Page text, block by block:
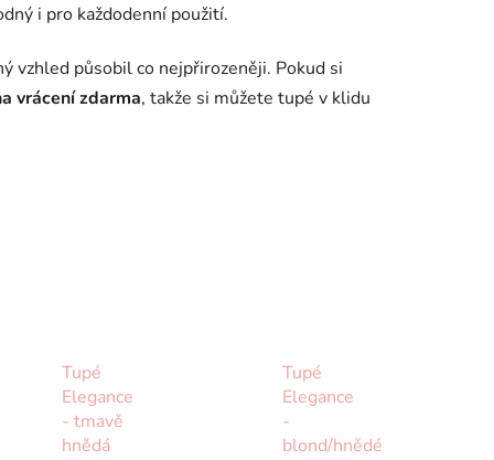
i pro každodenní použití.
vzhled působil co nejpřirozeněji. Pokud si
vrácení zdarma, takže si můžete tupé v klidu
Tupé
Elegance
- tmavě
hnědá
Tupé
Elegance
-
blond/hnědé